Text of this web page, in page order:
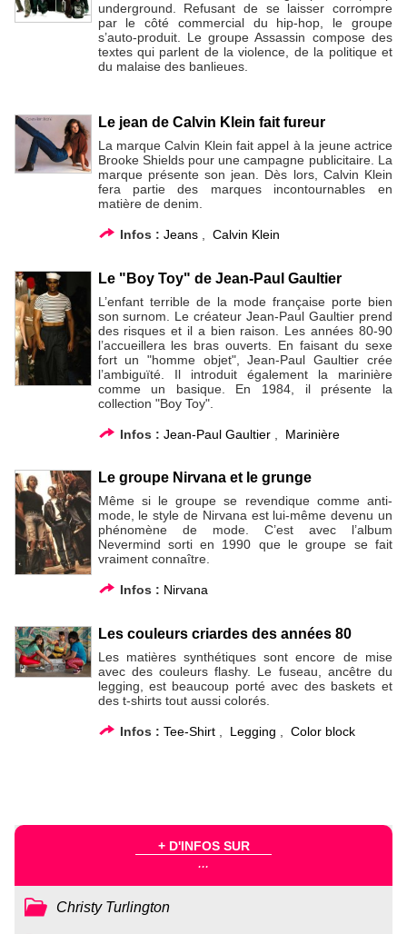
underground. Refusant de se laisser corrompre
par le côté commercial du hip-hop, le groupe
s’auto-produit. Le groupe Assassin compose des
textes qui parlent de la violence, de la politique et
du malaise des banlieues.
Le jean de Calvin Klein fait fureur
La marque Calvin Klein fait appel à la jeune actrice
Brooke Shields pour une campagne publicitaire. La
marque présente son jean. Dès lors, Calvin Klein
fera partie des marques incontournables en
matière de denim.
Infos : Jeans, Calvin Klein
Le "Boy Toy" de Jean-Paul Gaultier
L’enfant terrible de la mode française porte bien
son surnom. Le créateur Jean-Paul Gaultier prend
des risques et il a bien raison. Les années 80-90
l’accueillera les bras ouverts. En faisant du sexe
fort un "homme objet", Jean-Paul Gaultier crée
l’ambiguïté. Il introduit également la marinière
comme un basique. En 1984, il présente la
collection "Boy Toy".
Infos : Jean-Paul Gaultier, Marinière
Le groupe Nirvana et le grunge
Même si le groupe se revendique comme anti-
mode, le style de Nirvana est lui-même devenu un
phénomène de mode. C’est avec l’album
Nevermind sorti en 1990 que le groupe se fait
vraiment connaître.
Infos : Nirvana
Les couleurs criardes des années 80
Les matières synthétiques sont encore de mise
avec des couleurs flashy. Le fuseau, ancêtre du
legging, est beaucoup porté avec des baskets et
des t-shirts tout aussi colorés.
Infos : Tee-Shirt, Legging Color block
+ D'INFOS SUR
...
Christy Turlington